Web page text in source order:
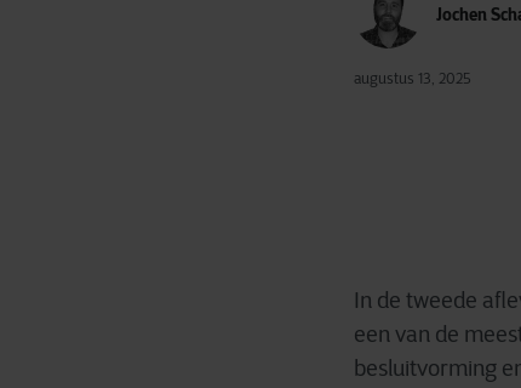
Jochen
augustus 13, 2025
In de tweede
een van de
besluitvorming